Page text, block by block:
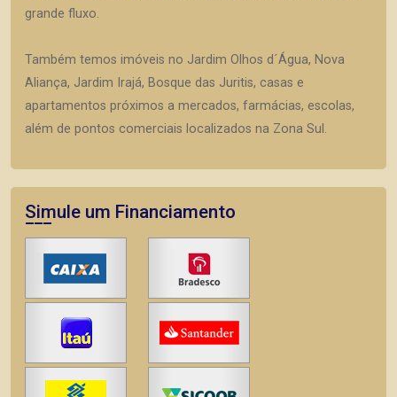
grande fluxo.
Também temos imóveis no Jardim Olhos d´Água, Nova
Aliança, Jardim Irajá, Bosque das Juritis, casas e
apartamentos próximos a mercados, farmácias, escolas,
além de pontos comerciais localizados na Zona Sul.
Simule um Financiamento